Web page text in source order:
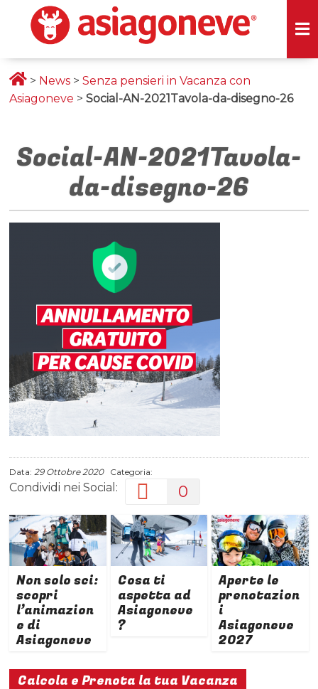
> News >Senza pensieri in Vacanza con
Asiagoneve >Social-AN-2021Tavola-da-disegno-26
Social-AN-2021Tavola-
da-disegno-26
Data:29 Ottobre 2020Categoria:
Condividi nei Social: 0
Non solo sci:
scopri
l’animazion
e di
Asiagoneve
Cosa ti
aspetta ad
Asiagoneve
?
Aperte le
prenotazion
i
Asiagoneve
2027
Calcola e Prenota la tua Vacanza